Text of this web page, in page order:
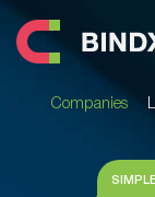
Companies
Companies